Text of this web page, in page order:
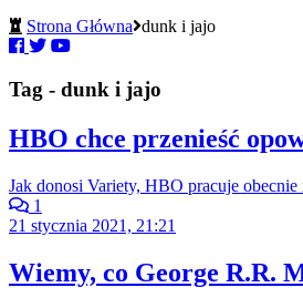
Strona Główna dunk i jajo
Tag - dunk i jajo
HBO chce przenieść
Jak donosi Variety, HBO pracuje
1
21 stycznia 2021, 21:21
Wiemy, co George R.R.